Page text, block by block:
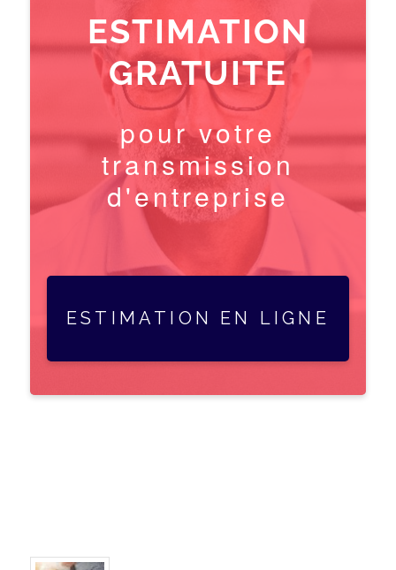
ESTIMATION
GRATUITE
pour votre
transmission
d'entreprise
ESTIMATION EN LIGNE